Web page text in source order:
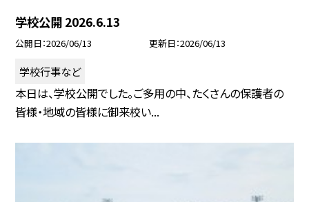
学校公開 2026.6.13
公開日 2026/06/13 更新日 2026/06/13
学校行事など
本日は、学校公開でした。ご多用の中、たくさんの保護者の
皆様・地域の皆様に御来校い...